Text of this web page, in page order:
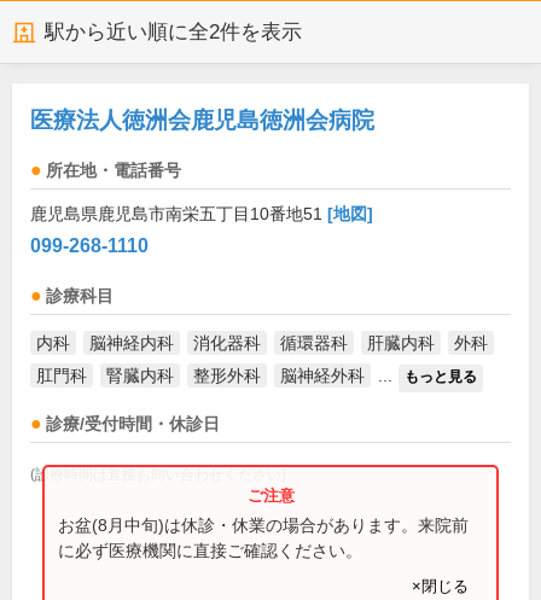
駅から近い順に全2件を表示
医療法人徳洲会鹿児島徳洲会病院
所在地・電話番号
鹿児島県鹿児島市南栄五丁目10番地51 [地図]
099-268-1110
診療科目
内科 脳神経内科 消化器科 循環器科 肝臓内科
外科
肛門科
腎臓内科 整形外科 脳神経外科 もっと見る
診療/受付時間・休診日
(診療時間は直接お問い合わせください)
お盆(8月中旬)は休診・休業の場合があります。来院前
に必ず医療機関に直接ご確認ください。
×閉じる